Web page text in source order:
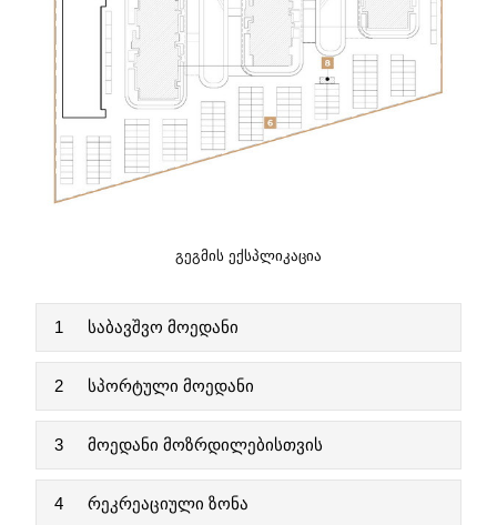
ᲒᲔᲒᲛᲘᲡ ᲔᲥᲡᲞᲚᲘᲙᲐᲪᲘᲐ
1 საბავშვო მოედანი
2 სპორტული მოედანი
3 მოედანი მოზრდილებისთვის
4 რეკრეაციული ზონა